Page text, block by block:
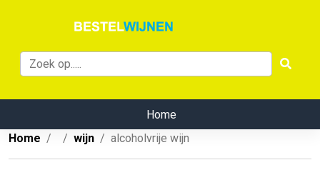
Home
Home
wijn alcoholvrije wijn